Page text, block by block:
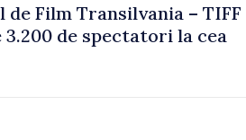
Film Transilvania – TIFF
de spectatori la cea